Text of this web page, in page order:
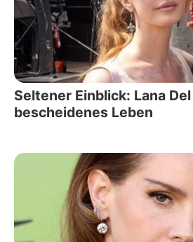
Seltener Einblick: Lana
bescheidenes Leben